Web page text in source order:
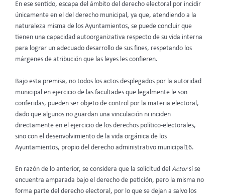
En ese sentido, escapa del ámbito del derecho electoral por incidir
únicamente en el del derecho municipal, ya que, atendiendo a la
naturaleza misma de los Ayuntamientos, se puede concluir que
tienen una capacidad autoorganizativa respecto de su vida interna
para lograr un adecuado desarrollo de sus fines, respetando los
márgenes de atribución que las leyes les confieren.
Bajo esta premisa, no todos los actos desplegados por la autoridad
municipal en ejercicio de las facultades que legalmente le son
conferidas, pueden ser objeto de control por la materia electoral,
dado que algunos no guardan una vinculación ni inciden
directamente en el ejercicio de los derechos político-electorales,
sino con el desenvolvimiento de la vida orgánica de los
Ayuntamientos, propio del derecho administrativo municipal16.
En razón de lo anterior, se considera que la solicitud del Actorsí se
encuentra amparada bajo el derecho de petición, pero la misma no
forma parte del derecho electoral, por lo que se dejan a salvo los